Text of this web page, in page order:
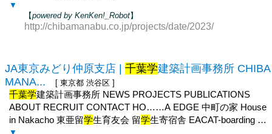
▼
【powered by KenKen!_Robot】
http://chibamanabu.co.jp/projects/date/2023/
JA東京みどり仲原支店 | 千葉学建築計画事務所 CHIBA
MANA...
[ 東京都 渋谷区 ]
千葉学建築計画事務所 NEWS PROJECTS PUBLICATIONS
ABOUT RECRUIT CONTACT HO……A EDGE 中町の家 House
in Nakacho 東亜留学生育友会 留学生寄宿舎 EACAT-boarding …